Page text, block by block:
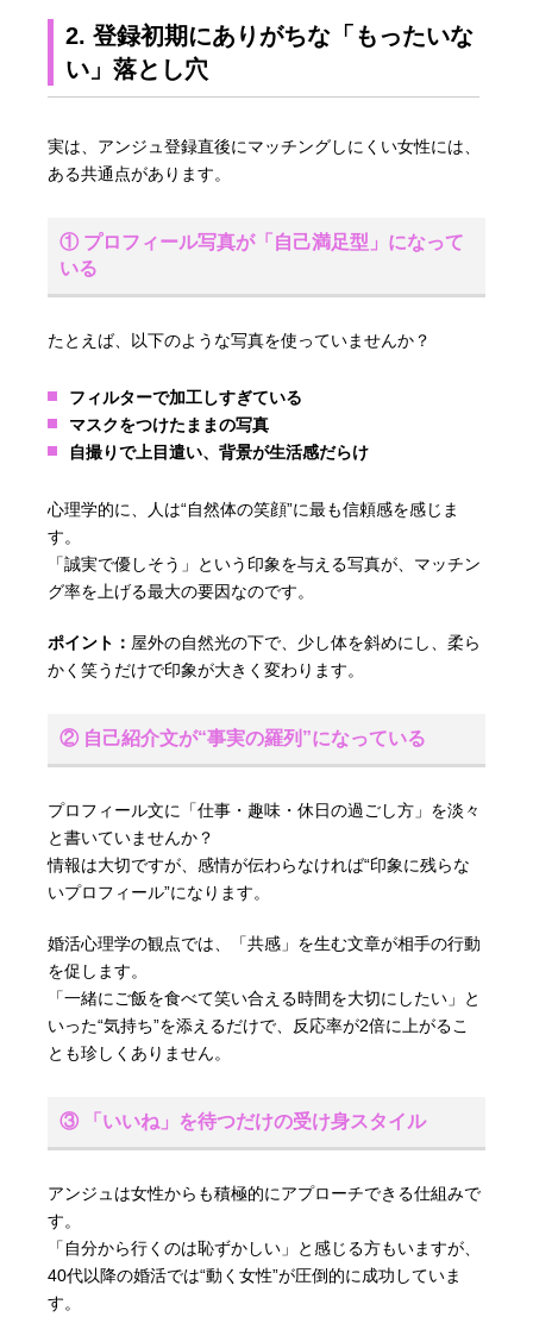
2. 登録初期にありがちな「もったいな
い」落とし穴
実は、アンジュ登録直後にマッチングしにくい女性には、
ある共通点があります。
① プロフィール写真が「自己満足型」になって
いる
たとえば、以下のような写真を使っていませんか？
フィルターで加工しすぎている
マスクをつけたままの写真
自撮りで上目遣い、背景が生活感だらけ
心理学的に、人は“自然体の笑顔”に最も信頼感を感じま
す。
「誠実で優しそう」という印象を与える写真が、マッチン
グ率を上げる最大の要因なのです。
ポイント： 屋外の自然光の下で、少し体を斜めにし、柔ら
かく笑うだけで印象が大きく変わります。
② 自己紹介文が“事実の羅列”になっている
プロフィール文に「仕事・趣味・休日の過ごし方」を淡々
と書いていませんか？
情報は大切ですが、感情が伝わらなければ“印象に残らな
いプロフィール”になります。
婚活心理学の観点では、「共感」を生む文章が相手の行動
を促します。
「一緒にご飯を食べて笑い合える時間を大切にしたい」と
いった“気持ち”を添えるだけで、反応率が2倍に上がるこ
とも珍しくありません。
③ 「いいね」を待つだけの受け身スタイル
アンジュは女性からも積極的にアプローチできる仕組みで
す。
「自分から行くのは恥ずかしい」と感じる方もいますが、
40代以降の婚活では“動く女性”が圧倒的に成功していま
す。